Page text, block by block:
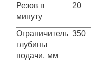
Резов в
минуту
20
Ограничитель
глубины
подачи, мм
350